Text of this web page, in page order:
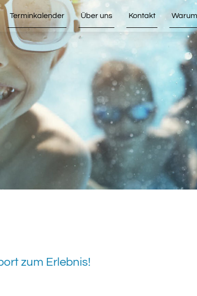
Terminkalender Über uns Kontakt
zum Erlebnis!